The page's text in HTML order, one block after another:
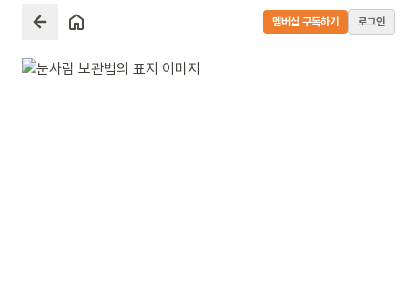
멤버십 구독하기 로그인